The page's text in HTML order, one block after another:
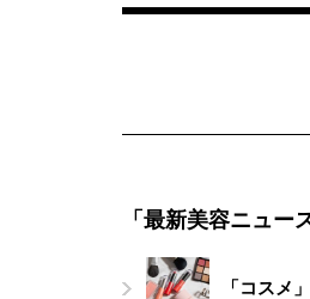
「最新美容ニュー
「コスメ